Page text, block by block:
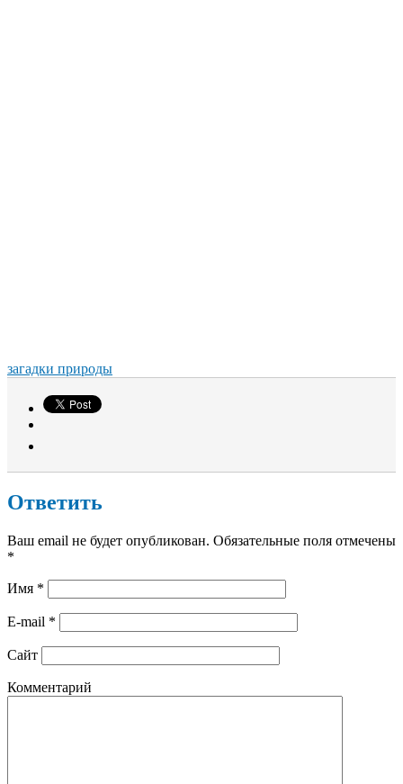
загадки природы
Ответить
Ваш email не будет опубликован. Обязательные поля отмечены
*
Имя *
E-mail *
Сайт
Комментарий